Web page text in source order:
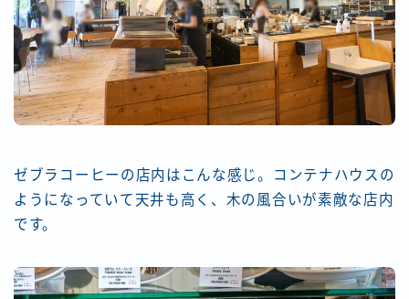
ゼブラコーヒーの店内はこんな感じ。コンテナハウスの
ようになっていて天井も高く、木の風合いが素敵な店内
です。